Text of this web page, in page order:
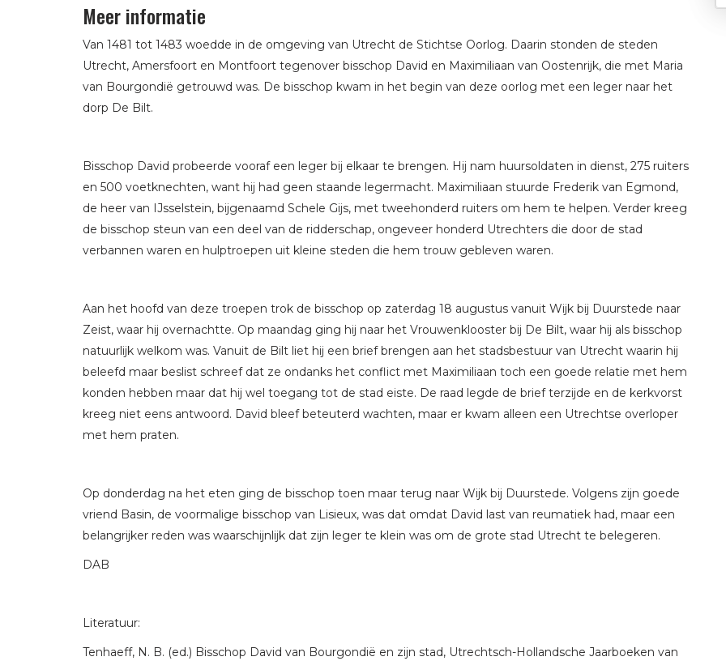
Meer informatie
Van 1481 tot 1483 woedde in de omgeving van Utrecht de Stichtse Oorlog. Daarin stonden de steden
Utrecht, Amersfoort en Montfoort tegenover bisschop David en Maximiliaan van Oostenrijk, die met Maria
van Bourgondië getrouwd was. De bisschop kwam in het begin van deze oorlog met een leger naar het
dorp De Bilt.
Bisschop David probeerde vooraf een leger bij elkaar te brengen. Hij nam huursoldaten in dienst, 275 ruiters
en 500 voetknechten, want hij had geen staande legermacht. Maximiliaan stuurde Frederik van Egmond,
de heer van IJsselstein, bijgenaamd Schele Gijs, met tweehonderd ruiters om hem te helpen. Verder kreeg
de bisschop steun van een deel van de ridderschap, ongeveer honderd Utrechters die door de stad
verbannen waren en hulptroepen uit kleine steden die hem trouw gebleven waren.
Aan het hoofd van deze troepen trok de bisschop op zaterdag 18 augustus vanuit Wijk bij Duurstede naar
Zeist, waar hij overnachtte. Op maandag ging hij naar het Vrouwenklooster bij De Bilt, waar hij als bisschop
natuurlijk welkom was. Vanuit de Bilt liet hij een brief brengen aan het stadsbestuur van Utrecht waarin hij
beleefd maar beslist schreef dat ze ondanks het conflict met Maximiliaan toch een goede relatie met hem
konden hebben maar dat hij wel toegang tot de stad eiste. De raad legde de brief terzijde en de kerkvorst
kreeg niet eens antwoord. David bleef beteuterd wachten, maar er kwam alleen een Utrechtse overloper
met hem praten.
Op donderdag na het eten ging de bisschop toen maar terug naar Wijk bij Duurstede. Volgens zijn goede
vriend Basin, de voormalige bisschop van Lisieux, was dat omdat David last van reumatiek had, maar een
belangrijker reden was waarschijnlijk dat zijn leger te klein was om de grote stad Utrecht te belegeren.
DAB
Literatuur:
Tenhaeff, N. B. (ed.) Bisschop David van Bourgondië en zijn stad, Utrechtsch-Hollandsche Jaarboeken van